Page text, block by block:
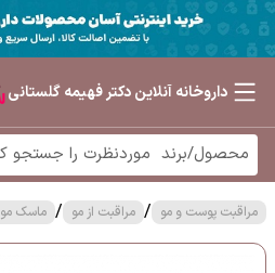
داروخانه آنلاین دکتر فهیمه گلستانی
مراقبت پوست و مو / مراقبت از مو / ماسک مو